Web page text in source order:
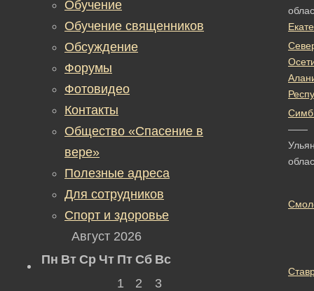
——
Обучение
Обучение священников
Обсуждение
Форумы
Фотовидео
Контакты
Общество «Спасение в
вере»
Полезные адреса
Для сотрудников
Спорт и здоровье
Август 2026
Пн Вт Ср Чт Пт Сб Вс
1
2
3